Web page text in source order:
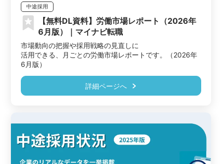
中途採用
【無料DL資料】労働市場レポート（2026年
6月版）｜マイナビ転職
市場動向の把握や採用戦略の見直しに
活用できる、月ごとの労働市場レポートです。（2026年
6月版）
詳細ページへ